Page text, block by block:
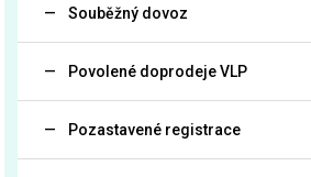
Souběžný dovoz
Povolené doprodeje VLP
Pozastavené registrace